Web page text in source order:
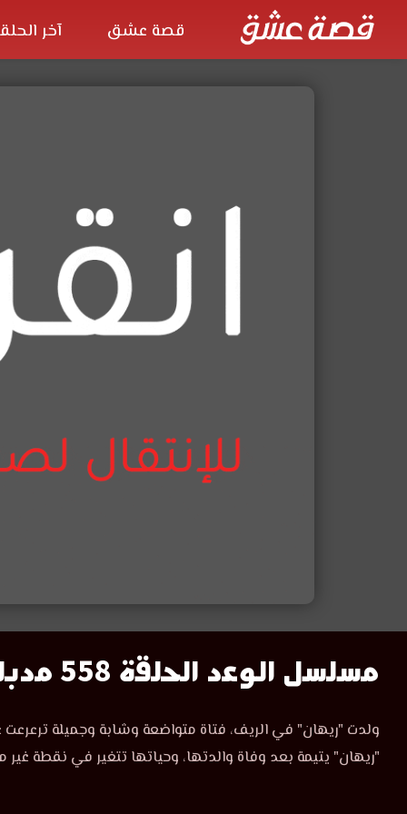
قصة عشق آخر
مسلسل
الوعد
الحلقة
مسلسل الوعد الحلقة 558 مدبلج
مسلسل
الوعد
الحلقة
ولدت "ريهان" في الريف، فتاة متواضعة وشابة وجميلة ترعرعت
"ريهان" يتيمة بعد وفاة والدتها، وحياتها تتغير في نقطة غير